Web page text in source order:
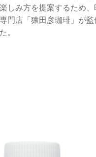
しみ方を提案するため
門店「猿田彦珈琲」が
。